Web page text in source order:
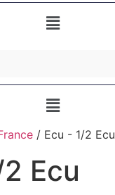
/ Ecu - 1/2 Ecu
Ecu